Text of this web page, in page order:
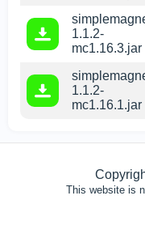
1.1.2-
mc1.16.3.jar
1.1.2-
mc1.16.1.jar
This website is
Мы
наилучшее